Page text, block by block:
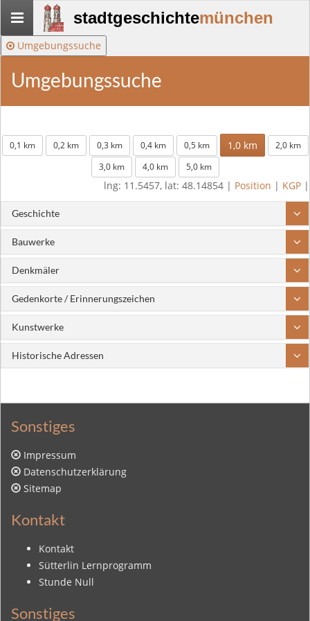
Stadtgeschichte-
München
stadtgeschichtemünchen
Umgebungssuche
Umgebungssuche
0,1 km 0,2 km 0,3 km 0,4 km 0,5 km 1,0 km
2,0 km
3,0 km
4,0 km 5,0 km
lng: 11.5457, lat: 48.14854 | Position | KGP |
Geschichte
Bauwerke
Denkmäler
Gedenkorte / Erinnerungszeichen
Kunstwerke
Historische Adressen
Sonstiges
Impressum
Datenschutzerklärung
Sitemap
Kontakt
Kontakt
Sütterlin Lernprogramm
Stunde Null
Sonstiges